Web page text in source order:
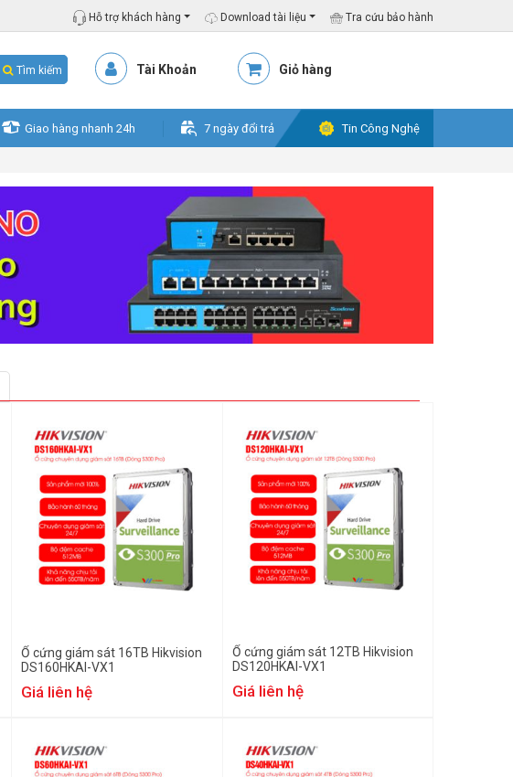
Hỗ trợ khách hàng Download tài liệu Tra cứu bảo hành
Tìm kiếm Tài Khoản Giỏ hàng
Giao hàng nhanh 24h 7 ngày đổi trả Tin Công Nghệ
Ổ cứng giám sát 16TB Hikvision
DS160HKAI-VX1
Giá liên hệ
Ổ cứng giám sát 12TB Hikvision
DS120HKAI-VX1
Giá liên hệ